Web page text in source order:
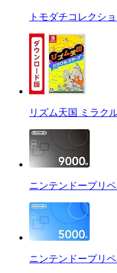
トモダチコレクシ
リズム天国 ミラク
ニンテンドープリ
ニンテンドープリ